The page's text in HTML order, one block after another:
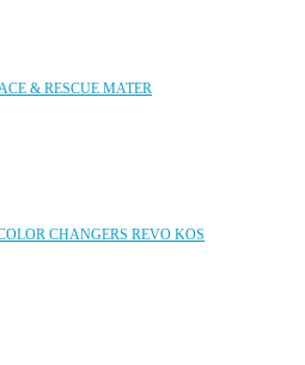
& RESCUE MATER
CHANGERS REVO KOS